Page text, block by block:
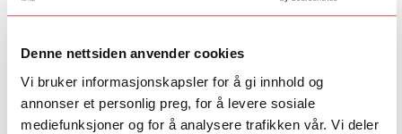
Denne nettsiden anvender cookies
Vi bruker informasjonskapsler for å gi innhold og
annonser et personlig preg, for å levere sosiale
mediefunksjoner og for å analysere trafikken vår. Vi deler
Scenetekniker, lys og
videodesigner
Gustav Jørgensen